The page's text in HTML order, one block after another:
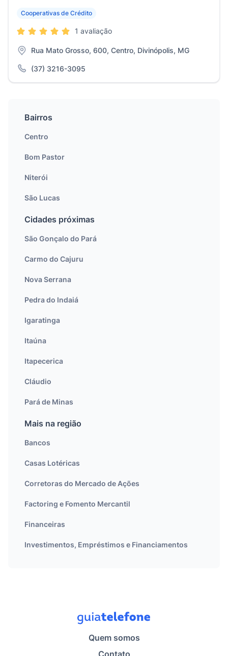
Cooperativas de Crédito
1 avaliação
Rua Mato Grosso, 600, Centro, Divinópolis, MG
(37) 3216-3095
Bairros
Centro
Bom Pastor
Niterói
São Lucas
Cidades próximas
São Gonçalo do Pará
Carmo do Cajuru
Nova Serrana
Pedra do Indaiá
Igaratinga
Itaúna
Itapecerica
Cláudio
Pará de Minas
Mais na região
Bancos
Casas Lotéricas
Corretoras do Mercado de Ações
Factoring e Fomento Mercantil
Financeiras
Investimentos, Empréstimos e Financiamentos
Quem somos
Contato